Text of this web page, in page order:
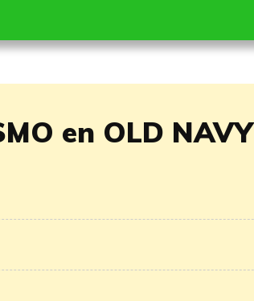
en OLD NAVY